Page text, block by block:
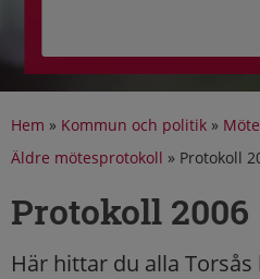
Hem » Kommun och politik »
Äldre mötesprotokoll » Protokoll
Protokoll 2006
Här hittar du alla